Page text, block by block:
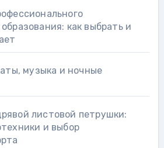
как выбрать и
музыка и ночные
листовой петрушки:
и выбор